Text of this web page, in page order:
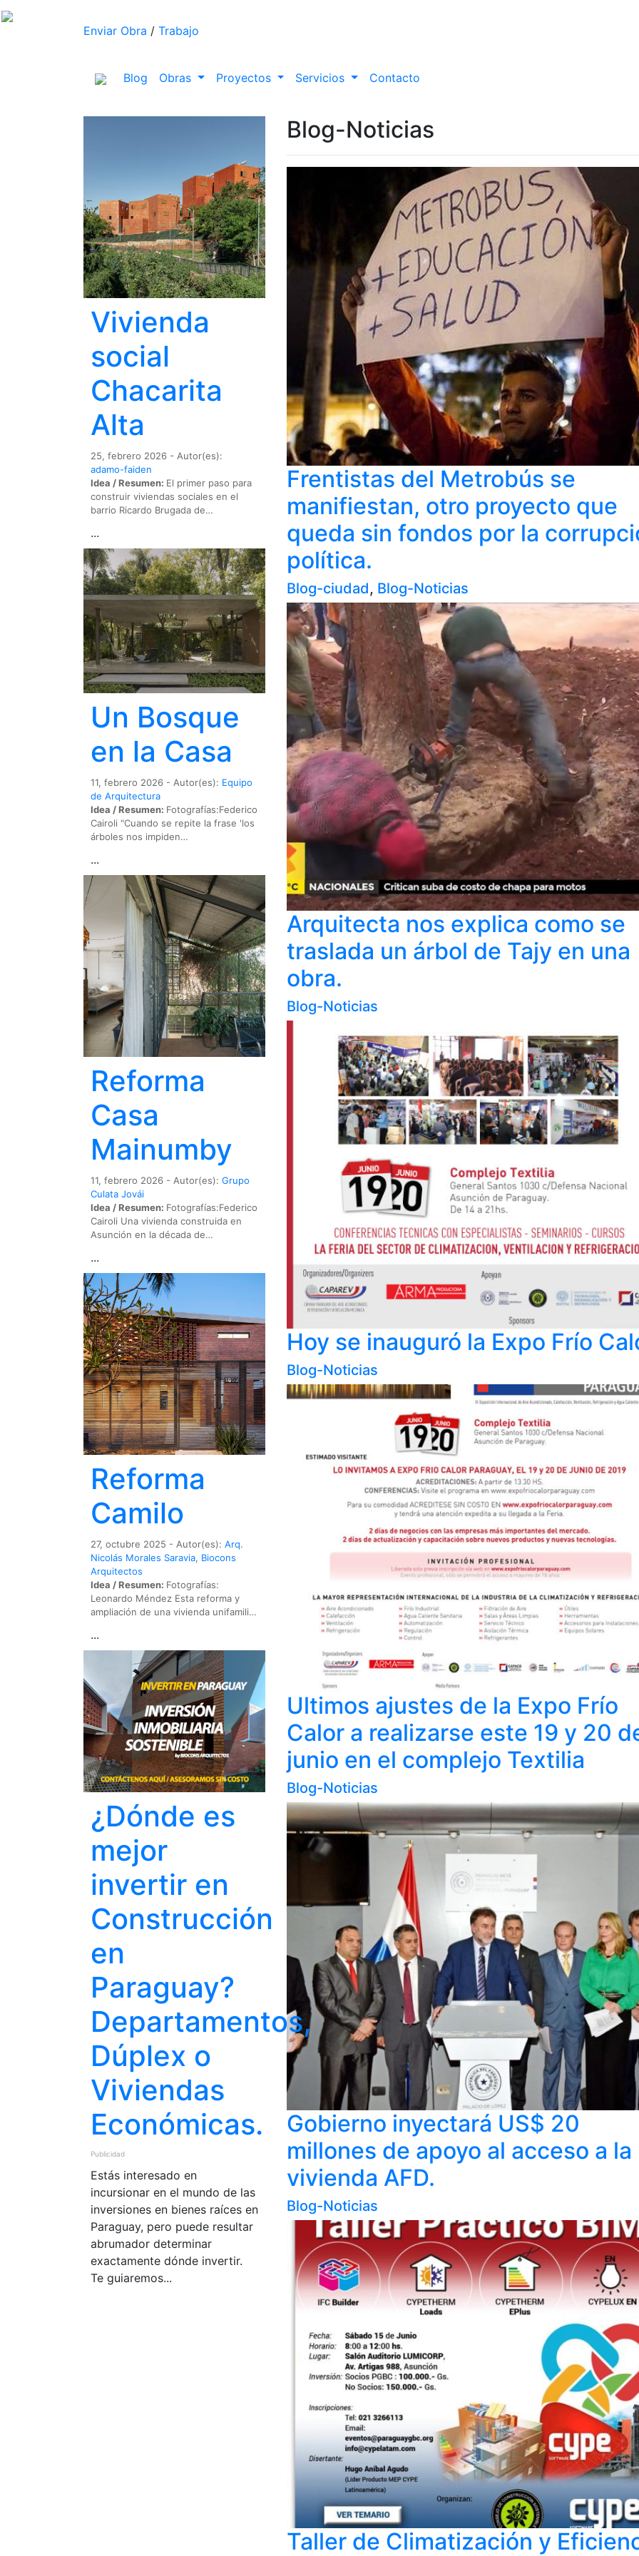
Enviar Obra / Trabajo
Blog (current)
Obras Proyectos Servicios Contacto
Blog-Noticias
Frentistas del Metrobús se
manifiestan, otro proyecto que
queda sin fondos por la
política.
Blog-ciudad, Blog-Noticias
Arquitecta nos explica como se
traslada un árbol de Tajy en una
obra.
Blog-Noticias
Hoy se inauguró la Expo Frío
Blog-Noticias
Ultimos ajustes de la Expo Frío
Calor a realizarse este 19 y 20
junio en el complejo Textilia
Blog-Noticias
Gobierno inyectará US$ 20
millones de apoyo al acceso a la
vivienda AFD.
Blog-Noticias
Taller de Climatización y
Vivienda
social
Chacarita
Alta
25, febrero 2026 - Autor(es):
adamo-faiden
Idea / Resumen: El primer paso para
construir viviendas sociales en el
barrio Ricardo Brugada de…
...
Un Bosque
en la Casa
11, febrero 2026 - Autor(es): Equipo
de Arquitectura
Idea / Resumen: Fotografías:Federico
Cairoli "Cuando se repite la frase 'los
árboles nos impiden…
...
Reforma
Casa
Mainumby
11, febrero 2026 - Autor(es): Grupo
Culata Jovái
Idea / Resumen: Fotografías:Federico
Cairoli Una vivienda construida en
Asunción en la década de…
...
Reforma
Camilo
27, octubre 2025 - Autor(es): Arq.
Nicolás Morales Saravia, Biocons
Arquitectos
Idea / Resumen: Fotografías:
Leonardo Méndez Esta reforma y
ampliación de una vivienda unifamili…
...
¿Dónde es
mejor
invertir en
Construcción
en
Paraguay?
Departamentos,
Dúplex o
Viviendas
Económicas.
Publicidad
Estás interesado en
incursionar en el mundo de las
inversiones en bienes raíces en
Paraguay, pero puede resultar
abrumador determinar
exactamente dónde invertir.
Te guiaremos...